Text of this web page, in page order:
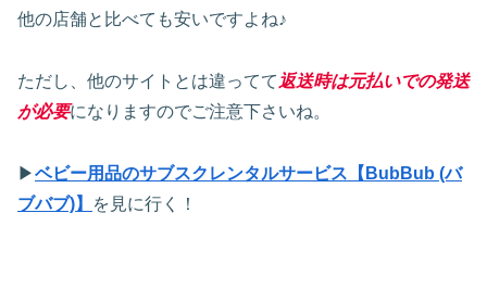
他の店舗と比べても安いですよね♪
ただし、他のサイトとは違ってて 返送時は元払いでの発送
が必要になりますのでご注意下さいね。
▶ベビー用品のサブスクレンタルサービス【BubBub (バ
ブバブ)】
を見に行く！